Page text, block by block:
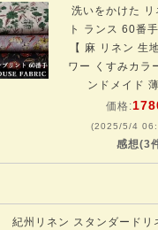
洗いをかけた リ
ト ランス 60番
【 麻 リネン 生
ワー くすみカラ
ンドメイド
価格:
(2025/5/4
感想(3
紀州リネン スタンダードリ